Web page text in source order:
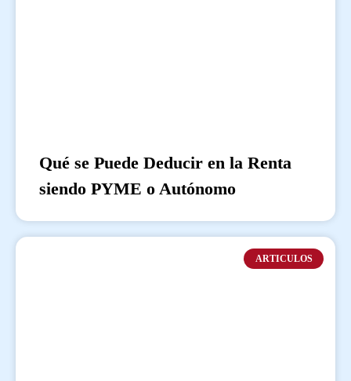
Qué se Puede Deducir en la Renta
siendo PYME o Autónomo
ARTICULOS